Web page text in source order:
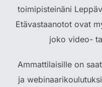
toimipisteinäni
Etävastaanotot ovat
joko video-
Ammattilaisille on
ja